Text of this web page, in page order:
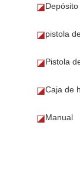
◪
◪pistola
◪Pistola
◪Caja de
◪Manual